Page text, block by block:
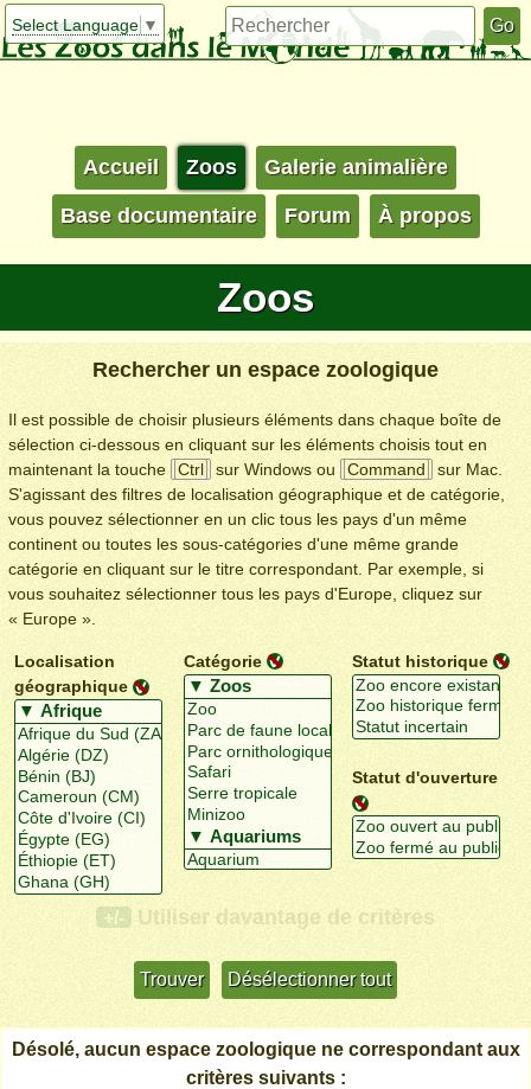
Select Language ▼
Accueil Zoos Galerie animalière
Base documentaire Forum À propos
Zoos
Rechercher un espace zoologique
Il est possible de choisir plusieurs éléments dans chaque boîte de
sélection ci-dessous en cliquant sur les éléments choisis tout en
maintenant la touche
Ctrl sur Windows ou Command
sur Mac.
S'agissant des filtres de localisation géographique et de catégorie,
vous pouvez sélectionner en un clic tous les pays d'un même
continent ou toutes les sous-catégories d'une même grande
catégorie en cliquant sur le titre correspondant. Par exemple, si
vous souhaitez sélectionner tous les pays d'Europe, cliquez sur
« Europe ».
Localisation
géographique
Catégorie Statut historique
Statut d'ouverture
+/- Utiliser davantage de critères
Désolé, aucun espace zoologique ne correspondant aux
critères suivants :